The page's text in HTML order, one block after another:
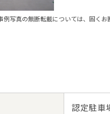
写真の無断転載については、固くお
認定駐車